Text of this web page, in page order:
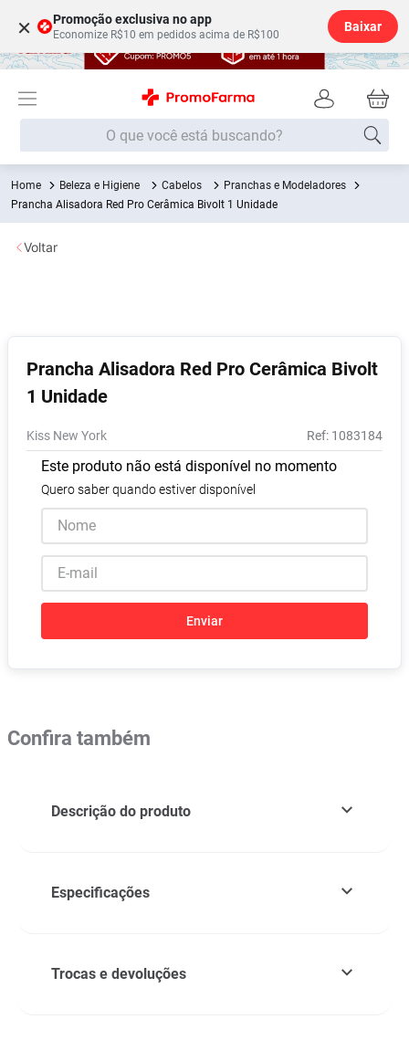
× Promoção exclusiva no app
Economize R$10 em pedidos acima de R$100
Baixar
O que você está buscando?
Beleza e Higiene Cabelos
Pranchas e Modeladores
Prancha Alisadora Red Pro Cerâmica Bivolt 1 Unidade
Prancha Alisadora Red Pro Cerâmica Bivolt
1 Unidade
Kiss New York : 1083184
Este produto não está disponível no momento
Quero saber quando estiver disponível
Enviar
Voltar
Confira também
Descrição do produto
Especificações
Trocas e devoluções
Termos mais buscados
1º Fralda
2
6º Desodorante
7º Shampoo
8º Absorvente
9º Pampers Confort Sec
10º Lavitan